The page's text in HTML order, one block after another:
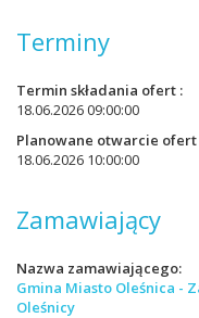
Terminy
Termin składania ofert
18.06.2026 09:00:00
Planowane otwarcie ofert
18.06.2026 10:00:00
Zamawiający
Nazwa zamawiającego
Gmina Miasto Oleśnica -
Oleśnicy